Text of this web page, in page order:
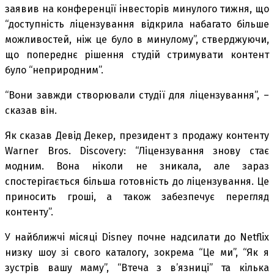
заявив на конференції інвесторів минулого тижня, що
“доступність ліцензування відкрила набагато більше
можливостей, ніж це було в минулому”, стверджуючи,
що попереднє рішення студій стримувати контент
було “неприродним”.
“Вони завжди створювали студії для ліцензування”, –
сказав він.
Як сказав Девід Декер, президент з продажу контенту
Warner Bros. Discovery: “Ліцензування знову стає
модним. Вона ніколи не зникала, але зараз
спостерігається більша готовність до ліцензування. Це
приносить гроші, а також забезпечує перегляд
контенту”.
У найближчі місяці Disney почне надсилати до Netflix
низку шоу зі свого каталогу, зокрема “Це ми”, “Як я
зустрів вашу маму”, “Втеча з в’язниці” та кілька